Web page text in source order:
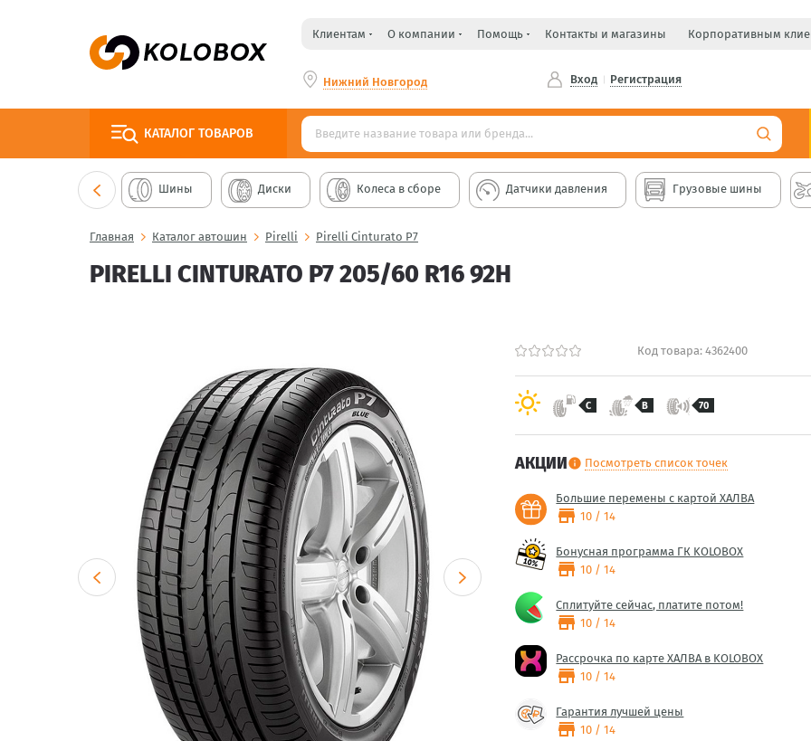
Клиентам О компании Помощь Контакты и магазины Корпоративным
Нижний Новгород Вход Регистрация
КАТАЛОГ ТОВАРОВ
Шины Диски Колеса в сборе Датчики давления Грузовые шины
Главная Каталог автошин Pirelli Pirelli Cinturato P7
PIRELLI CINTURATO P7 205/60 R16 92H
Код товара:4362400
C B 70
АКЦИИinfo Посмотреть список точек
Большие перемены с картой ХАЛВА
store 10 / 14
Бонусная программа ГК KOLOBOX
store 10 / 14
Сплитуйте сейчас, платите потом!
store 10 / 14
Рассрочка по карте ХАЛВА в KOLOBOX
store 10 / 14
Гарантия лучшей цены
store 10 / 14